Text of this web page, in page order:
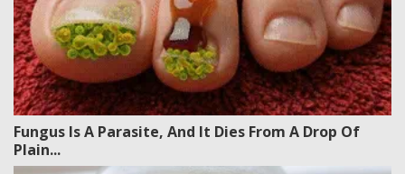
Fungus Is A Parasite, And It Dies From A Drop Of
Plain...